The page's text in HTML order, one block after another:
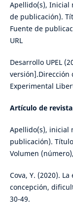
Apellido(s), Inicial
de publicación).
Fuente de
URL
Desarrollo UPEL
versión].Dirección
Experimental
Artículo de revista
Apellido(s), inicial
publicación).
Volumen
Cova, Y. (2020).
concepción,
30-49.